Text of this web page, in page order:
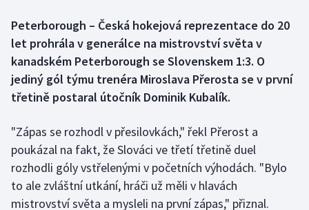
Box
Curling
Florbal
Futsal
Peterborough – Česká hokejová reprezentace do 20
let prohrála v generálce na mistrovství světa v
kanadském Peterborough se Slovenskem 1:3. O
jediný gól týmu trenéra Miroslava Přerosta se v první
třetině postaral útočník Dominik Kubalík.
"Zápas se rozhodl v přesilovkách," řekl Přerost a
poukázal na fakt, že Slováci ve třetí třetině duel
rozhodli góly vstřelenými v početních výhodách. "Bylo
to ale zvláštní utkání, hráči už měli v hlavách
mistrovství světa a mysleli na první zápas," přiznal.